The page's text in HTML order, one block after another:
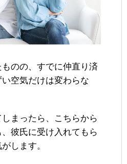
のの、すでに仲直り済
空気だけは変わらな
まったら、こちらから
彼氏に受け入れてもら
します。